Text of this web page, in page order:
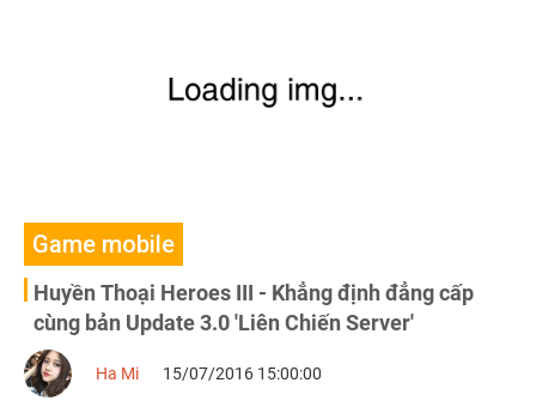
Game mobile
Huyền Thoại Heroes III - Khẳng định đẳng cấp
cùng bản Update 3.0 'Liên Chiến Server'
Ha Mi 15/07/2016 15:00:00